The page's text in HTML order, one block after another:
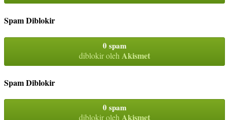
Spam Diblokir
0 spam
diblokir oleh Akismet
Spam Diblokir
0 spam
diblokir olehAkismet